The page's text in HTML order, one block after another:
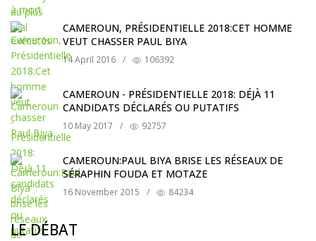
CAMEROUN, PRÉSIDENTIELLE 2018:CET HOMME
VEUT CHASSER PAUL BIYA
14 April 2016 / 106392
CAMEROUN - PRÉSIDENTIELLE 2018: DÉJÀ 11
CANDIDATS DÉCLARÉS OU PUTATIFS
10 May 2017 / 92757
CAMEROUN:PAUL BIYA BRISE LES RÉSEAUX DE
SÉRAPHIN FOUDA ET MOTAZE
16 November 2015 / 84234
LE DÉBAT